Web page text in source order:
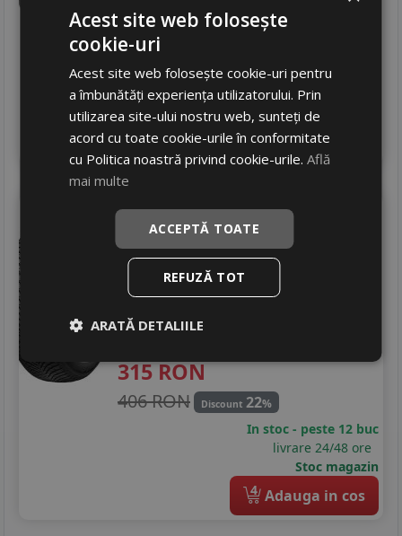
245RON
381 RON
In stoc - peste 12 buc
livrare 24/48 ore
Stoc magazin
4 Adauga in cos
LaufennLh71 g fit 4s
205/55 R16 91H
Turisme
Consum D
Aderenta B
315RON
406 RON Discount 22%
In stoc - peste 12 buc
livrare 24/48 ore
Stoc magazin
4 Adauga in cos
Acest site web folosește
cookie-uri
Acest site web folosește cookie-uri pentru
a îmbunătăți experiența utilizatorului. Prin
utilizarea site-ului nostru web, sunteți de
acord cu toate cookie-urile în conformitate
cu Politica noastră privind cookie-urile.Află
mai multe
ACCEPTĂ TOATE
REFUZĂ TOT
ARATĂ DETALIILE